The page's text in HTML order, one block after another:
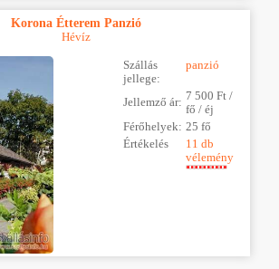
Korona Étterem Panzió
Hévíz
Szállás
jellege:
panzió
Jellemző ár: 7 500 Ft /
fő / éj
Férőhelyek: 25 fő
Értékelés
11 db
vélemény